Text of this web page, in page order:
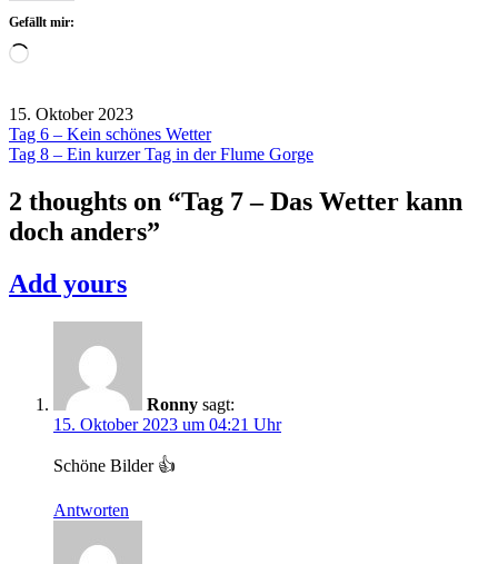
Gefällt mir:
Wird
15. Oktober 2023
USA
Beitragsnavigation
Tag 6 – Kein schönes Wetter
Tag 8 – Ein kurzer Tag in der Flume Gorge
2 thoughts on “Tag 7 – Das Wetter kann
doch anders”
Add yours
Ronny sagt:
15. Oktober 2023 um 04:21 Uhr
Schöne Bilder 👍
Antworten